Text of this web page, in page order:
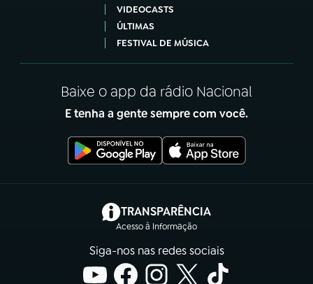
VIDEOCASTS
ÚLTIMAS
FESTIVAL DE MÚSICA
Baixe o app da rádio Nacional
E tenha a gente sempre com você.
TRANSPARÊNCIA
Acesso à Informação
(abre em nova aba)
Siga-nos nas redes sociais